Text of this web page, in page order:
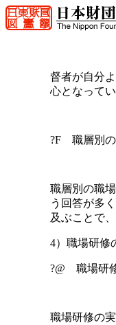
督者が自分
心となって
?F 職層別の
職層別の職
う回答が多
及ぶことで
4）職場研修
?@ 職場研
職場研修の